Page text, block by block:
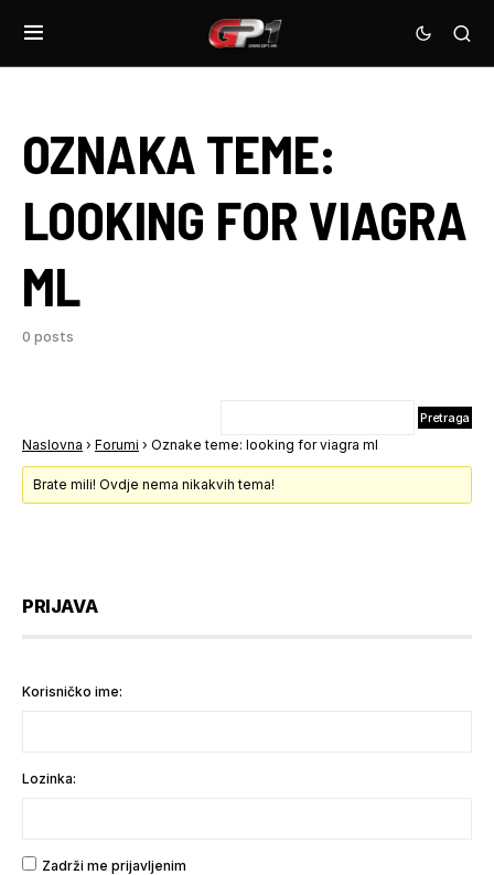
OZNAKA TEME:
LOOKING FOR VIAGRA
ML
0 posts
Naslovna › Forumi › Oznake teme: looking for viagra ml
Brate mili! Ovdje nema nikakvih tema!
PRIJAVA
Korisničko ime:
Lozinka:
Zadrži me prijavljenim